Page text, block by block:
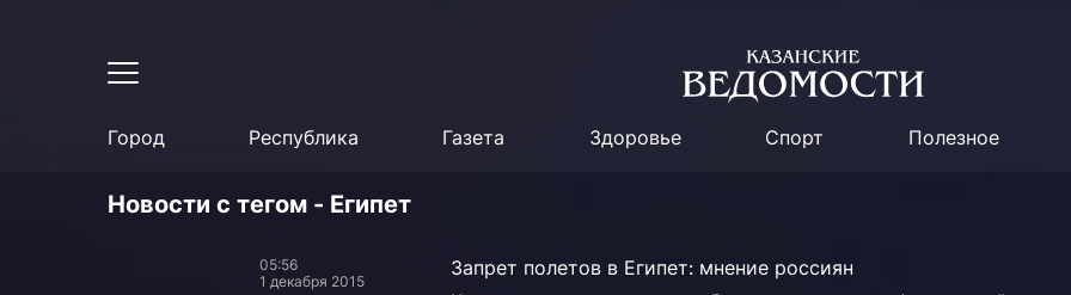
Город Республика Газета Здоровье Спорт Полезное
Новости с тегом - Египет
05:56
1 декабря 2015
Запрет полетов в Египет: мнение россиян